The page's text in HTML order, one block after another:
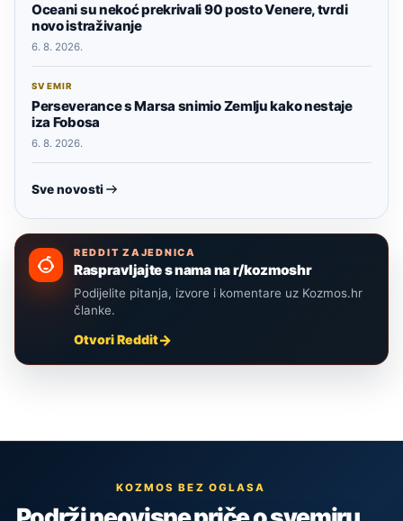
Oceani su nekoć prekrivali 90 posto Venere, tvrdi
novo istraživanje
6. 8. 2026.
SVEMIR
Perseverance s Marsa snimio Zemlju kako nestaje
iza Fobosa
6. 8. 2026.
Sve novosti
REDDIT ZAJEDNICA
Raspravljajte s nama na r/kozmoshr
Podijelite pitanja, izvore i komentare uz Kozmos.hr
članke.
Otvori Reddit
KOZMOS BEZ OGLASA